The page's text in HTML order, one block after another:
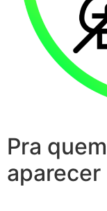
Pra
aparecer